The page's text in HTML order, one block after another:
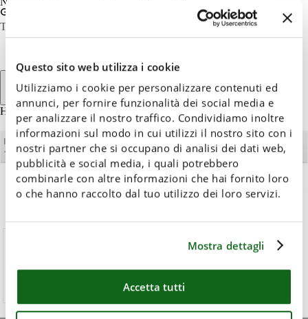
Questo sito web utilizza i cookie
Utilizziamo i cookie per personalizzare contenuti ed
annunci, per fornire funzionalità dei social media e
per analizzare il nostro traffico. Condividiamo inoltre
informazioni sul modo in cui utilizzi il nostro sito con i
nostri partner che si occupano di analisi dei dati web,
pubblicità e social media, i quali potrebbero
combinarle con altre informazioni che hai fornito loro
o che hanno raccolto dal tuo utilizzo dei loro servizi.
Mostra dettagli
Accetta tutti
Information sur le traitement des donnés personnels selon le D.Lgs
196/2003(cliquez pour connaître l'information)
watch our videos